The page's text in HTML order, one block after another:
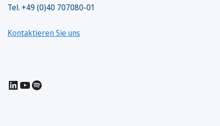
Tel. +49 (0)40 707080-01
Kontaktieren Sie uns
LinkedIn
YouTube
Spotify